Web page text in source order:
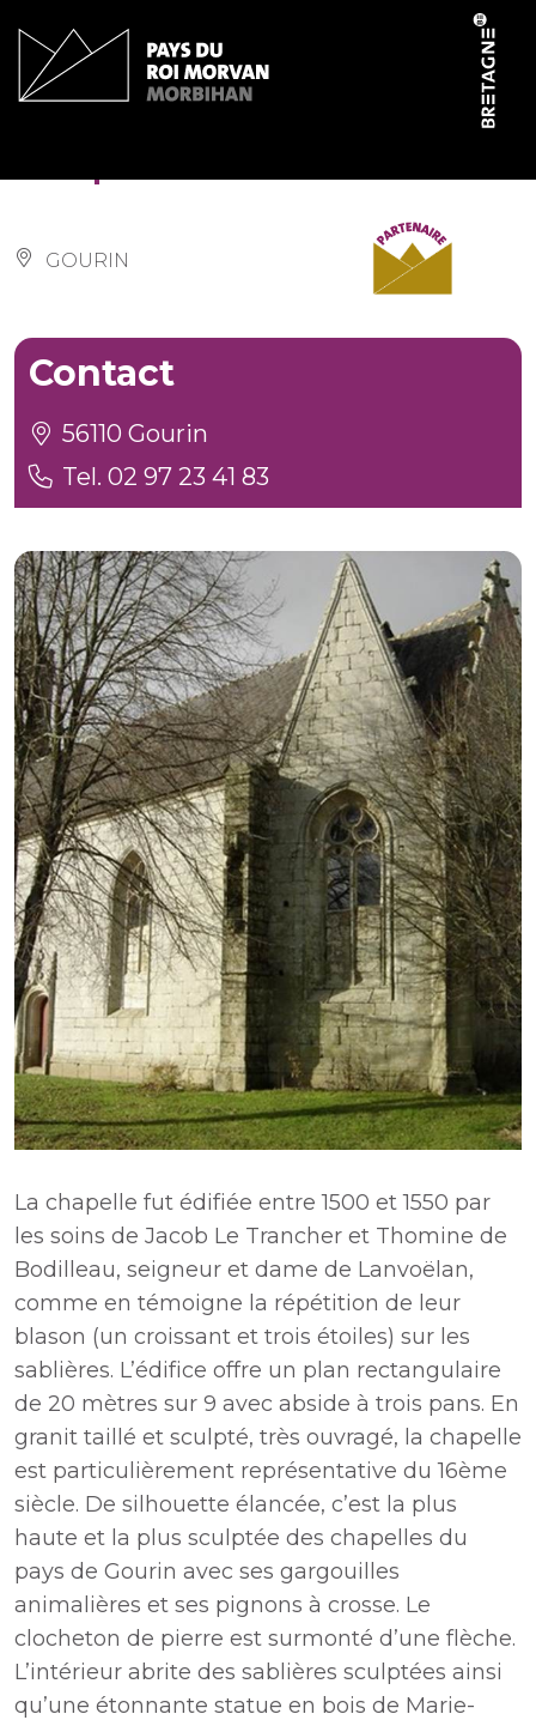
GOURIN
La chapelle fut édifiée entre 1500 et 1550 par
les soins de Jacob Le Trancher et Thomine de
Bodilleau, seigneur et dame de Lanvoëlan,
comme en témoigne la répétition de leur
blason (un croissant et trois étoiles) sur les
sablières. L’édifice offre un plan rectangulaire
de 20 mètres sur 9 avec abside à trois pans. En
granit taillé et sculpté, très ouvragé, la chapelle
est particulièrement représentative du 16ème
siècle. De silhouette élancée, c’est la plus
haute et la plus sculptée des chapelles du
pays de Gourin avec ses gargouilles
animalières et ses pignons à crosse. Le
clocheton de pierre est surmonté d’une flèche.
L’intérieur abrite des sablières sculptées ainsi
qu’une étonnante statue en bois de Marie-
Contact
56110 Gourin
Tel. 02 97 23 41 83